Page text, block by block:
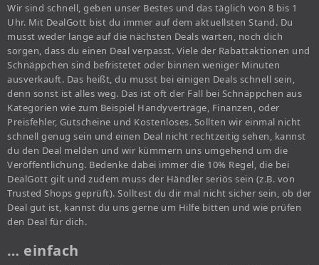
Wir sind schnell, geben unser Bestes und das täglich von 8 bis 1
Uhr. Mit DealGott bist du immer auf dem aktuellsten Stand. Du
musst weder lange auf die nächsten Deals warten, noch dich
sorgen, dass du einen Deal verpasst. Viele der Rabattaktionen und
Schnäppchen sind befristetet oder binnen weniger Minuten
ausverkauft. Das heißt, du musst bei einigen Deals schnell sein,
denn sonst ist alles weg. Das ist oft der Fall bei Schnäppchen aus
Kategorien wie zum Beispiel Handyverträge, Finanzen, oder
Preisfehler, Gutscheine und Kostenloses. Sollten wir einmal nicht
schnell genug sein und einen Deal nicht rechtzeitig sehen, kannst
du den Deal melden und wir kümmern uns umgehend um die
Veröffentlichung. Bedenke dabei immer die 10% Regel, die bei
DealGott gilt und zudem muss der Händler seriös sein (z.B. von
Trusted Shops geprüft). Solltest du dir mal nicht sicher sein, ob der
Deal gut ist, kannst du uns gerne um Hilfe bitten und wie prüfen
den Deal für dich.
… einfach